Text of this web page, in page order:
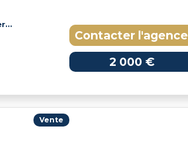
Locaux professionnels ou commerciaux neufs d'environ 200 m² à Rognac
Contacter l'agence
2 000 €
Vente